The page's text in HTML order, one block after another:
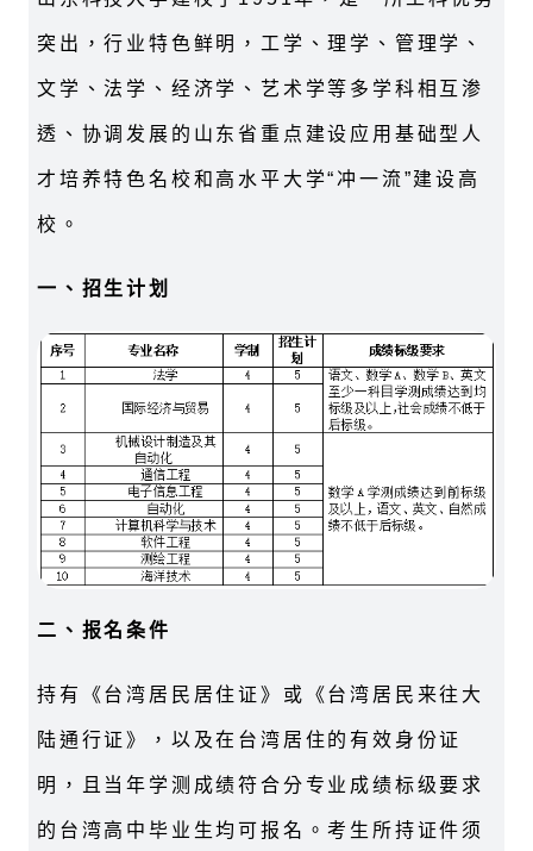
突出，行业特色鲜明，工学、理学、管理学、
文学、法学、经济学、艺术学等多学科相互渗
透、协调发展的山东省重点建设应用基础型人
才培养特色名校和高水平大学“冲一流”建设高
校。
一、招生计划
二、报名条件
持有《台湾居民居住证》或《台湾居民来往大
陆通行证》，以及在台湾居住的有效身份证
明，且当年学测成绩符合分专业成绩标级要求
的台湾高中毕业生均可报名。考生所持证件须